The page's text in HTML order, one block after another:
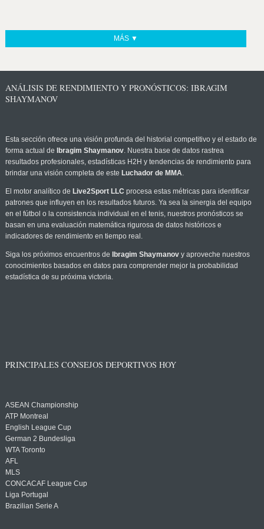
MÁS ▼
ANÁLISIS DE RENDIMIENTO Y PRONÓSTICOS: IBRAGIM
SHAYMANOV
Esta sección ofrece una visión profunda del historial competitivo y el estado de
forma actual de
Ibragim Shaymanov. Nuestra base de datos rastrea
resultados profesionales, estadísticas H2H y tendencias de rendimiento para
brindar una visión completa de este Luchador de MMA.
El motor analítico de Live2Sport LLC procesa estas métricas para identificar
patrones que influyen en los resultados futuros. Ya sea la sinergia del equipo
en el fútbol o la consistencia individual en el tenis, nuestros pronósticos se
basan en una evaluación matemática rigurosa de datos históricos e
indicadores de rendimiento en tiempo real.
Siga los próximos encuentros de Ibragim Shaymanovy aproveche nuestros
conocimientos basados en datos para comprender mejor la probabilidad
estadística de su próxima victoria.
PRINCIPALES CONSEJOS DEPORTIVOS HOY
ASEAN Championship
ATP Montreal
English League Cup
German 2 Bundesliga
WTA Toronto
AFL
MLS
CONCACAF League Cup
Liga Portugal
Brazilian Serie A